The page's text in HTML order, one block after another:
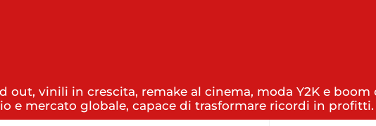
vinili in crescita, remake al cinema, moda Y2K e boom
e mercato globale, capace di trasformare ricordi in profitti.